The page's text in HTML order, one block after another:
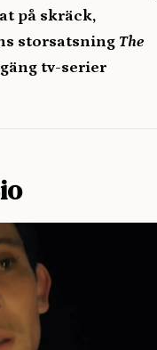
på skräck,
storsatsning The
tv-serier